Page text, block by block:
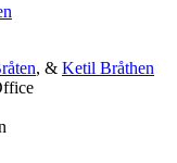
, & Ketil Bråthen